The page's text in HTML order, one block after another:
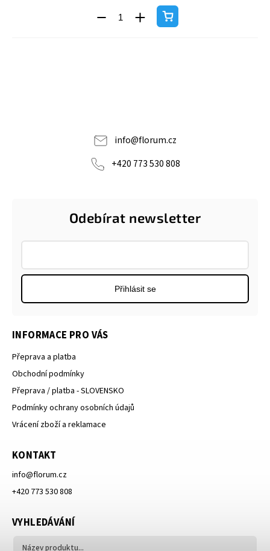
info@florum.cz
+420 773 530 808
Odebírat newsletter
Přihlásit se
INFORMACE PRO VÁS
Přeprava a platba
Obchodní podmínky
Přeprava / platba - SLOVENSKO
Podmínky ochrany osobních údajů
Vrácení zboží a reklamace
KONTAKT
info@florum.cz
+420 773 530 808
VYHLEDÁVÁNÍ